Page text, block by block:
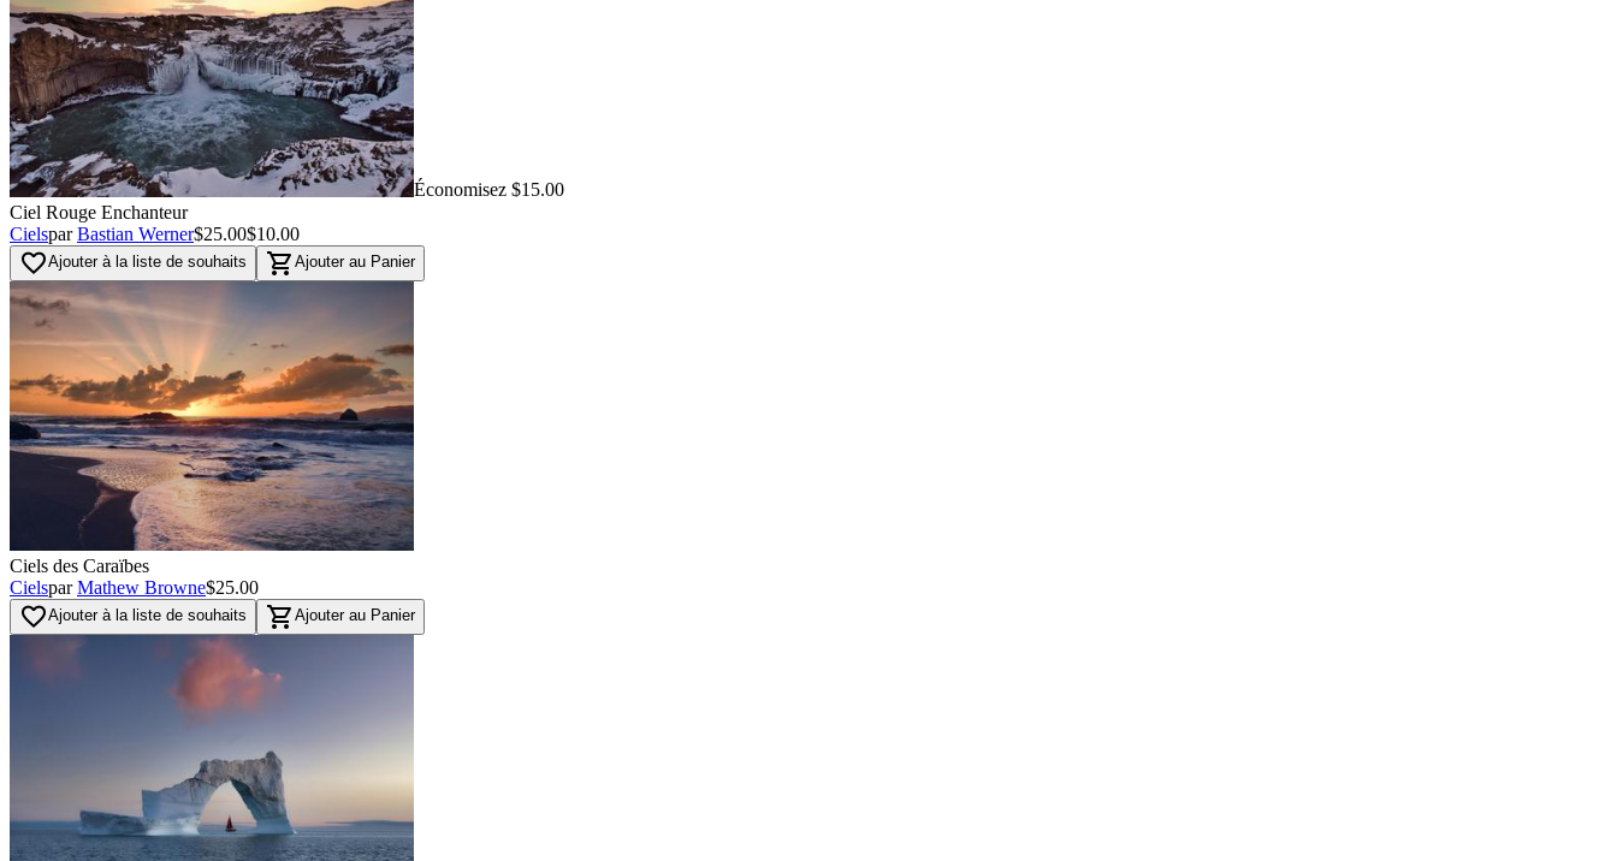
Économisez $15.00
Ciel Rouge Enchanteur
Cielspar Bastian Werner$25.00$10.00
favorite_borderAjouter à la liste de souhaits shopping_cart Ajouter au Panier
Ciels des Caraïbes
Cielspar Mathew Browne$25.00
favorite_borderAjouter à la liste de souhaits shopping_cart Ajouter au Panier